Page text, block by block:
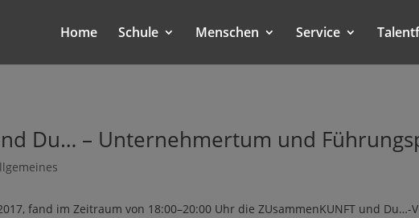
Home Schule Menschen Service
Du… – Unternehmertum und
fand im Zeitraum von 18:00–20:00 Uhr die ZUsammenKUNFT und